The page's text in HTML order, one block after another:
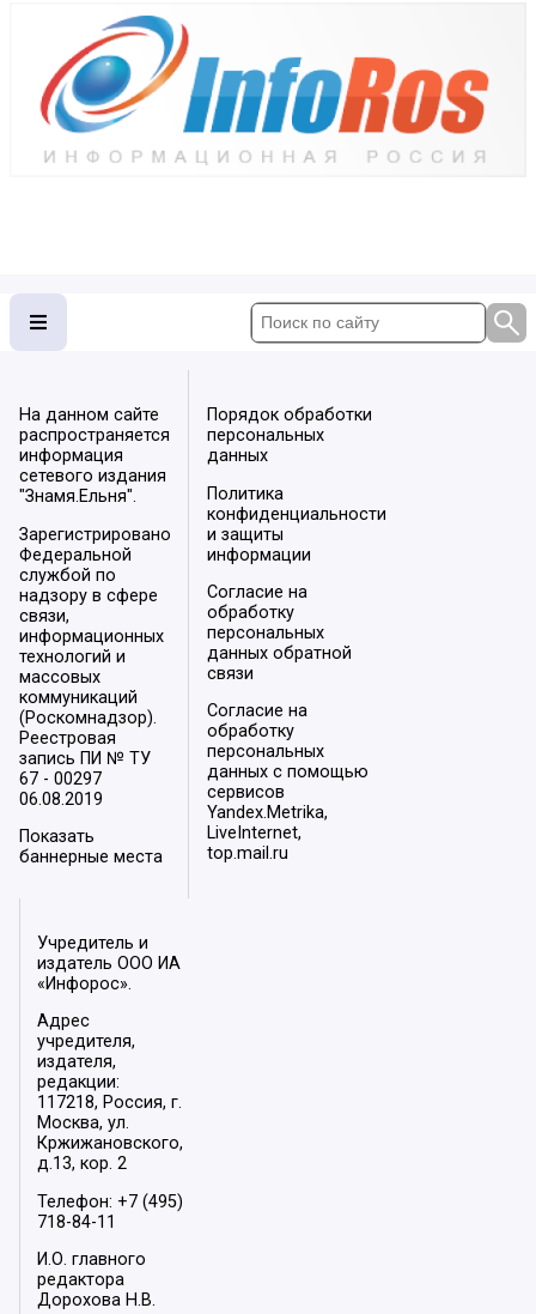
На данном сайте
распространяется
информация
сетевого издания
"Знамя.Ельня".
Зарегистрировано
Федеральной
службой по
надзору в сфере
связи,
информационных
технологий и
массовых
коммуникаций
(Роскомнадзор).
Реестровая
запись ПИ № ТУ
67 - 00297
06.08.2019
Показать
баннерные места
Порядок обработки
персональных
данных
Политика
конфиденциальности
и защиты
информации
Согласие на
обработку
персональных
данных обратной
связи
Согласие на
обработку
персональных
данных с помощью
сервисов
Yandex.Metrika,
LiveInternet,
top.mail.ru
Учредитель и
издатель ООО ИА
«Инфорос».
Адрес
учредителя,
издателя,
редакции:
117218, Россия, г.
Москва, ул.
Кржижановского,
д.13, кор. 2
Телефон: +7 (495)
718-84-11
И.О. главного
редактора
Дорохова Н.В.